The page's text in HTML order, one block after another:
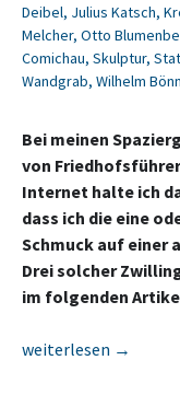
Deibel, Julius Katsch,
Melcher, Otto
Comichau, Skulptur,
Wandgrab, Wilhelm
Bei meinen
von
Internet halte ich
dass ich die eine
Schmuck auf einer
Drei solcher
im folgenden
„Die Skulptur kenn‘
weiterlesen →